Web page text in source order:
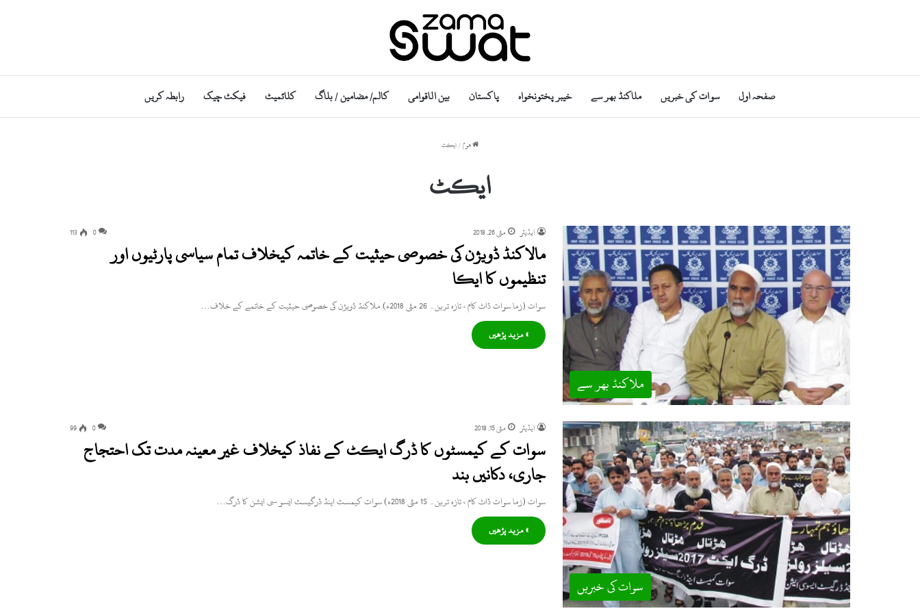
صفحہ اول سوات کی خبریں ملاکنڈ بھر سے خیبر پختونخواہ پاکستان بین الاقوامی کالم/ مضامین / بلاگ کلائمیٹ فیکٹ چیک رابطہ کریں
ھوم/ایکٹ
ایکٹ
ملاکنڈ بھر سے
ایڈیٹر مئی 26, 2018 0
113
مالاکنڈ ڈویژن کی خصوصی حیثیت کے خاتمہ کیخلاف تمام سیاسی پارٹیوں اور
تنظیموں کا ایکا
سوات (زما سوات ڈاٹ کام ، تازہ ترین۔ 26 مئی 2018ء) ملاکنڈ ڈویژن کی خصوصی حیثیت کے خاتمے کے خلاف…
» مزید پڑھیں
سوات کی خبریں
ایڈیٹر مئی 15, 2018 0
99
سوات کے کیمسٹوں کا ڈرگ ایکٹ کے نفاذ کیخلاف غیر معینہ مدت تک احتجاج
جاری، دکانیں بند
سوات (زما سوات ڈاٹ کام ، تازہ ترین۔ 15 مئی 2018ء) سوات کیمسٹ اینڈ ڈرگیسٹ ایسو سی ایشن کا ڈرگ…
» مزید پڑھیں